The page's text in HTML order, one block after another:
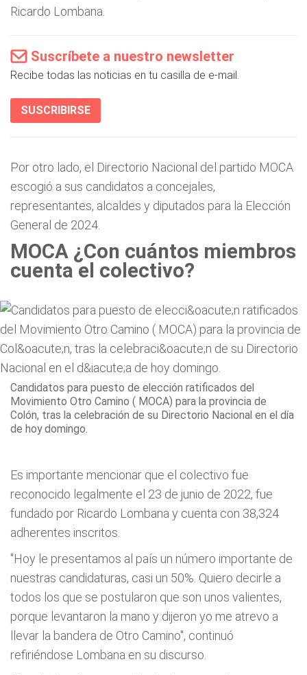
Ricardo Lombana.
Suscríbete a nuestro newsletter
Recibe todas las noticias en tu casilla de e-mail.
SUSCRIBIRSE
Por otro lado, el Directorio Nacional del partido MOCA
escogió a sus candidatos a concejales,
representantes, alcaldes y diputados para la Elección
General de 2024.
MOCA ¿Con cuántos miembros
cuenta el colectivo?
Candidatos para puesto de elección ratificados del
Movimiento Otro Camino ( MOCA) para la provincia de
Colón, tras la celebración de su Directorio Nacional en el día
de hoy domingo.
Es importante mencionar que el colectivo fue
reconocido legalmente el 23 de junio de 2022, fue
fundado por Ricardo Lombana y cuenta con 38,324
adherentes inscritos.
"Hoy le presentamos al país un número importante de
nuestras candidaturas, casi un 50%. Quiero decirle a
todos los que se postularon que son unos valientes,
porque levantaron la mano y dijeron yo me atrevo a
llevar la bandera de Otro Camino", continuó
refiriéndose Lombana en su discurso.